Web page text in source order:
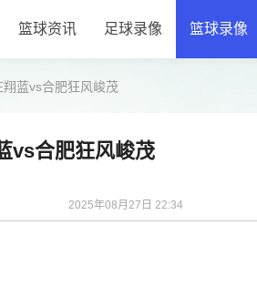
篮球资讯 足球录像 篮球录像
翔蓝vs合肥狂风峻茂
vs合肥狂风峻茂
2025年08月27日 22:34